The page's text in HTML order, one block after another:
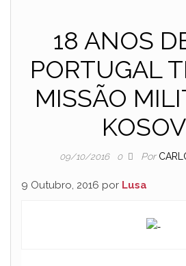
18 ANOS
PORTUGAL
MISSÃO
09/10/2016 0 Por
9 Outubro, 2016 por Lusa